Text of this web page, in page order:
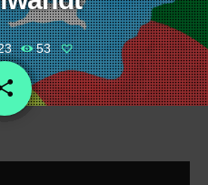
53